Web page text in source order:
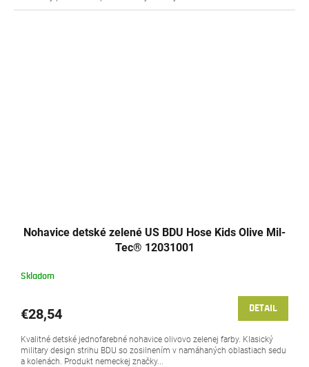
Nohavice detské zelené US BDU Hose Kids Olive Mil-
Tec® 12031001
Skladom
€28,54 DETAIL
Kvalitné detské jednofarebné nohavice olivovo zelenej farby. Klasický
military design strihu BDU so zosilnením v namáhaných oblastiach sedu
a kolenách. Produkt nemeckej značky...